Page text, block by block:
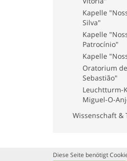
da Farmácia"
World of
Museum "FC
Museum
Sampaio"
Museum der
Kapelle
Silva"
Kapelle
Patrocínio"
Kapelle
Oratorium
Sebastião"
Leuchtturm-
Miguel-O-
Wissenschaft &
Porto
Diese Seite benötigt